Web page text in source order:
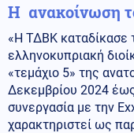
Η ανακοίνωση
«Η ΤΔΒΚ καταδίκασε
ελληνοκυπριακή
«τεμάχιο 5» της
Δεκεμβρίου 2024
συνεργασία με την
χαρακτηριστεί ως